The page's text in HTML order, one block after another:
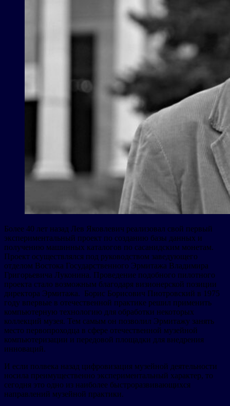
Более 40 лет назад Лев Яковлевич реализовал свой первый
экспериментальный проект по созданию базы данных и
получению машинных каталогов по сасанидским монетам.
Проект осуществлялся под руководством заведующего
отделом Востока Государственного Эрмитажа Владимира
Григорьевича Луконина. Проведение подобного пилотного
проекта стало возможным благодаря визионерской позиции
директора Эрмитажа. Борис Борисович Пиотровский в 1975
году впервые в отечественной практике решил применить
компьютерную технологию для обработки некоторых
коллекций музея. Тем самым он позволил Эрмитажу занять
место первопроходца в сфере отечественной музейной
компьютеризации и передовой площадки для внедрения
инноваций.
И если полвека назад цифровизация музейной деятельности
носила преимущественно экспериментальный характер, то
сегодня это одно из наиболее быстроразвивающихся
направлений музейной практики.